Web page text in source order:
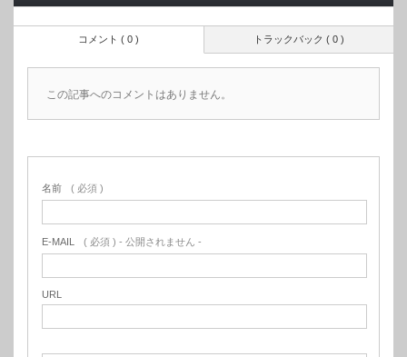
トラックバック ( 0 )
コメント ( 0 )
この記事へのコメントはありません。
名前 ( 必須 )
E-MAIL ( 必須 ) - 公開されません -
URL